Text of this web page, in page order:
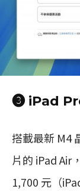
❸ iPad
搭載最新 M4
片的 iPad Air
1,700 元（